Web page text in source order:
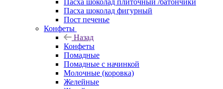
Пасха шоколад плиточный /батончики
Пасха шоколад фигурный
Пост печенье
Конфеты
Назад
Конфеты
Помадные
Помадные с начинкой
Молочные (коровка)
Желейные